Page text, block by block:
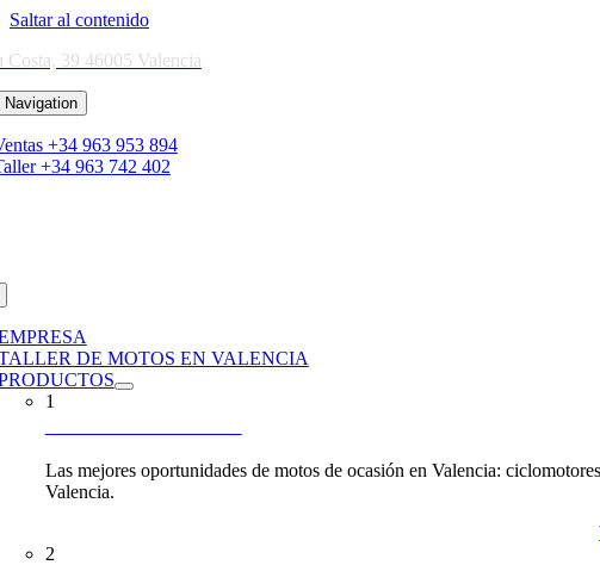
Saltar al contenido
Costa, 39 46005 Valencia
Navigation
+34 963 953 894
+34 963 742 402
DE MOTOS EN VALENCIA
1
Las mejores oportunidades de motos de ocasión en Valencia:
Valencia.
2